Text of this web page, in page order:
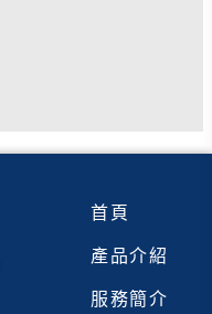
首頁
產品介紹
服務簡介